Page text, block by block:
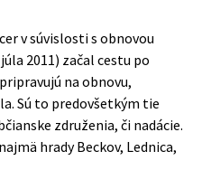
v súvislosti s obnovou
2011) začal cestu po
na obnovu,
Sú to predovšetkým tie
združenia, či nadácie.
hrady Beckov, Lednica,